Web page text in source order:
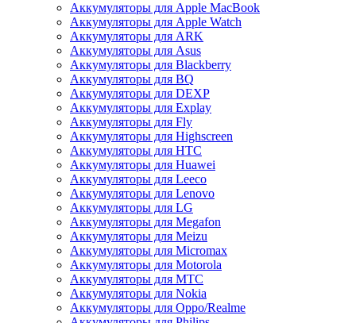
Аккумуляторы для Apple MacBook
Аккумуляторы для Apple Watch
Аккумуляторы для ARK
Аккумуляторы для Asus
Аккумуляторы для Blackberry
Аккумуляторы для BQ
Аккумуляторы для DEXP
Аккумуляторы для Explay
Аккумуляторы для Fly
Аккумуляторы для Highscreen
Аккумуляторы для HTC
Аккумуляторы для Huawei
Аккумуляторы для Leeco
Аккумуляторы для Lenovo
Аккумуляторы для LG
Аккумуляторы для Megafon
Аккумуляторы для Meizu
Аккумуляторы для Micromax
Аккумуляторы для Motorola
Аккумуляторы для MTC
Аккумуляторы для Nokia
Аккумуляторы для Oppo/Realme